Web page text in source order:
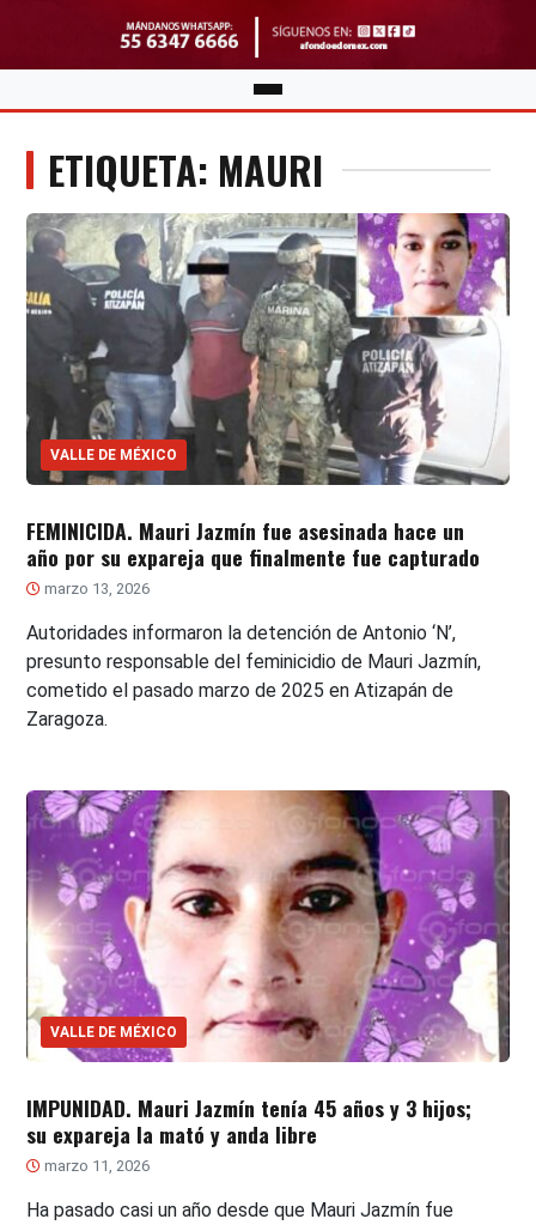
ETIQUETA: MAURI
VALLE DE MÉXICO
FEMINICIDA. Mauri Jazmín fue asesinada hace un
año por su expareja que finalmente fue capturado
marzo 13, 2026
Autoridades informaron la detención de Antonio ‘N’,
presunto responsable del feminicidio de Mauri Jazmín,
cometido el pasado marzo de 2025 en Atizapán de
Zaragoza.
VALLE DE MÉXICO
IMPUNIDAD. Mauri Jazmín tenía 45 años y 3 hijos;
su expareja la mató y anda libre
marzo 11, 2026
Ha pasado casi un año desde que Mauri Jazmín fue